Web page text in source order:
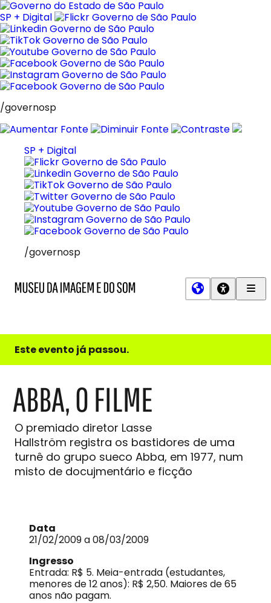
Pular
para
o
conteúdo
SP + Digital
/governosp
SP + Digital
/governosp
e
do
Este evento já passou.
ABBA, O FILME
O premiado diretor Lasse
Hallström registra os bastidores de uma
turnê do grupo sueco Abba, em 1977, num
misto de docujmentário e ficção
Data
21/02/2009 a 08/03/2009
Ingresso
Entrada: R$ 5. Meia-entrada (estudantes,
menores de 12 anos): R$ 2,50. Maiores de 65
anos não pagam.